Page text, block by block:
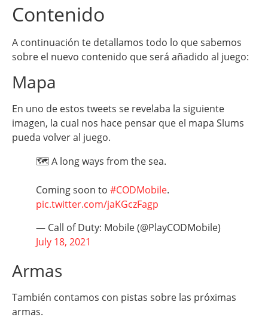
Contenido
A continuación te detallamos todo lo que sabemos
sobre el nuevo contenido que será añadido al juego:
Mapa
En uno de estos tweets se revelaba la siguiente
imagen, la cual nos hace pensar que el mapa Slums
pueda volver al juego.
🗺 A long ways from the sea.
Coming soon to #CODMobile.
pic.twitter.com/jaKGczFagp
— Call of Duty: Mobile (@PlayCODMobile)
July 18, 2021
Armas
También contamos con pistas sobre las próximas
armas.